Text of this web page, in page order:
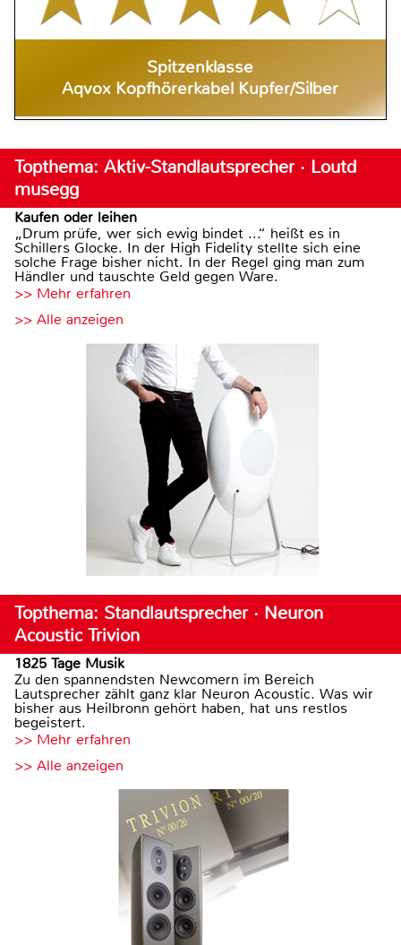
Spitzenklasse
Aqvox Kopfhörerkabel Kupfer/Silber
Topthema: Aktiv-Standlautsprecher · Loutd
musegg
Kaufen oder leihen
„Drum prüfe, wer sich ewig bindet ...“ heißt es in
Schillers Glocke. In der High Fidelity stellte sich eine
solche Frage bisher nicht. In der Regel ging man zum
Händler und tauschte Geld gegen Ware.
>> Mehr erfahren
>> Alle anzeigen
Topthema: Standlautsprecher · Neuron
Acoustic Trivion
1825 Tage Musik
Zu den spannendsten Newcomern im Bereich
Lautsprecher zählt ganz klar Neuron Acoustic. Was wir
bisher aus Heilbronn gehört haben, hat uns restlos
begeistert.
>> Mehr erfahren
>> Alle anzeigen